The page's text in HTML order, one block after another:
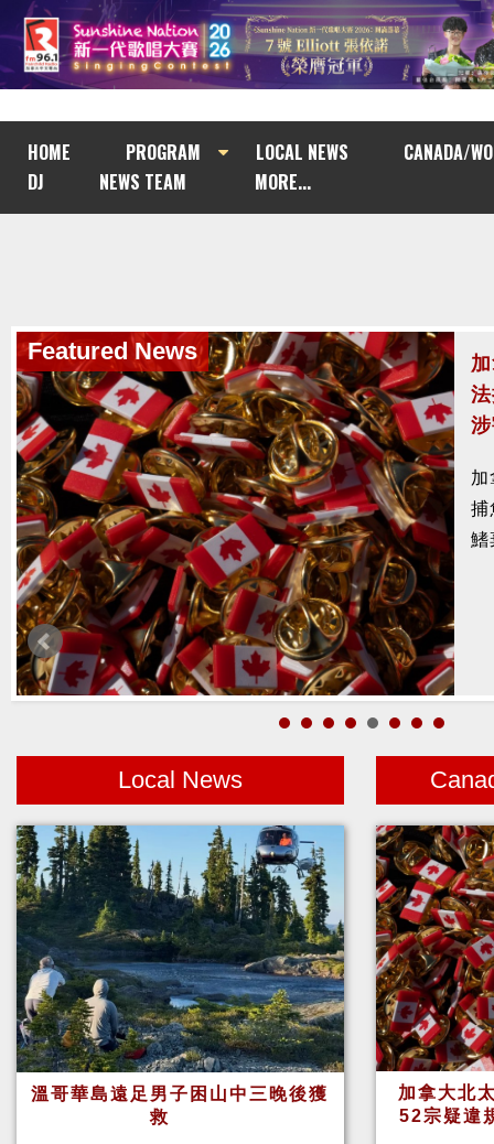
HOME PROGRAM LOCAL NEWS
CANADA/
DJ
NEWS TEAM MORE...
Featured News
捕
鰭
Featured News
暑
醫
Local News
溫哥華島遠足男子困山中三晚後獲
救
加拿大北
52宗疑違